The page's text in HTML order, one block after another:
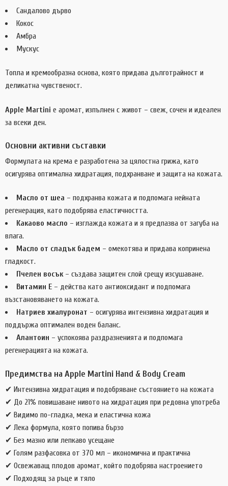
Сандалово дърво
Кокос
Амбра
Мускус
Топла и кремообразна основа, която придава дълготрайност и
деликатна чувственост.
Apple Martini е аромат, изпълнен с живот – свеж, сочен и идеален
за всеки ден.
Основни активни съставки
Формулата на крема е разработена за цялостна грижа, като
осигурява оптимална хидратация, подхранване и защита на кожата.
Масло от шеа – подхранва кожата и подпомага нейната
регенерация, като подобрява еластичността.
Какаово масло – изглажда кожата и я предпазва от загуба на
влага.
Масло от сладък бадем – омекотява и придава копринена
гладкост.
Пчелен восък– създава защитен слой срещу изсушаване.
Витамин Е – действа като антиоксидант и подпомага
възстановяването на кожата.
Натриев хиалуронат – осигурява интензивна хидратация и
поддържа оптимален воден баланс.
Алантоин – успокоява раздразненията и подпомага
регенерацията на кожата.
Предимства на Apple Martini Hand & Body Cream
✔ Интензивна хидратация и подобряване състоянието на кожата
✔ До 21% повишаване нивото на хидратация при редовна употреба
✔ Видимо по-гладка, мека и еластична кожа
✔ Лека формула, която попива бързо
✔ Без мазно или лепкаво усещане
✔ Голям разфасовка от 370 мл – икономична и практична
✔ Освежаващ плодов аромат, който подобрява настроението
✔ Подходящ за ръце и тяло